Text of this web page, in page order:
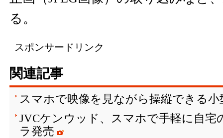
る。
スポンサードリンク
関連記事
スマホで映像を見ながら操縦できる
JVCケンウッド、スマホで手軽に自宅
ラ発売